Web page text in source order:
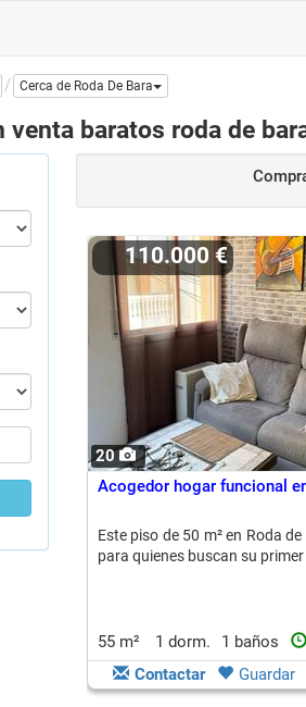
Cerca de Roda De Bara
baratos roda de
20
110.000 €
Acogedor hogar funcional
Este piso de 50 m² en Roda
para quienes buscan su
55 m² 1 dorm. 1 baños
Contactar Guardar